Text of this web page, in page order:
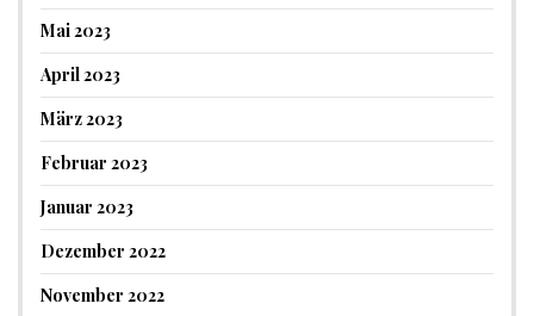
Mai 2023
April 2023
März 2023
Februar 2023
Januar 2023
Dezember 2022
November 2022